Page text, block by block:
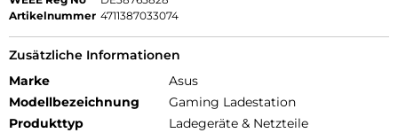
Artikelnummer 4711387033074
Zusätzliche Informationen
Marke
Asus
Modellbezeichnung
Gaming Ladestation
Produkttyp
Ladegeräte & Netzteile